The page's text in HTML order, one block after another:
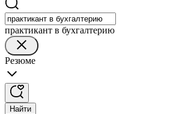
практикант в бухгалтерию
Резюме
Найти